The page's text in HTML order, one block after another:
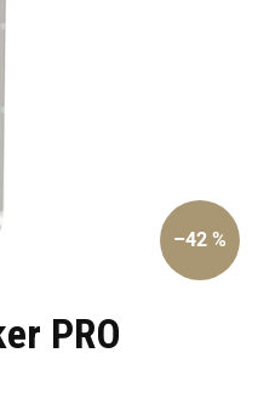
PRO
–42 %